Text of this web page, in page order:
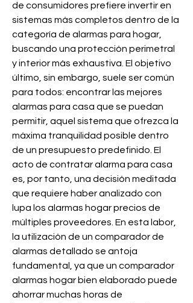
de consumidores prefiere invertir en
sistemas más completos dentro de la
categoría de alarmas para hogar,
buscando una protección perimetral
y interior más exhaustiva. El objetivo
último, sin embargo, suele ser común
para todos: encontrar las mejores
alarmas para casa que se puedan
permitir, aquel sistema que ofrezca la
máxima tranquilidad posible dentro
de un presupuesto predefinido. El
acto de contratar alarma para casa
es, por tanto, una decisión meditada
que requiere haber analizado con
lupa los alarmas hogar precios de
múltiples proveedores. En esta labor,
la utilización de un comparador de
alarmas detallado se antoja
fundamental, ya que un comparador
alarmas hogar bien elaborado puede
ahorrar muchas horas de